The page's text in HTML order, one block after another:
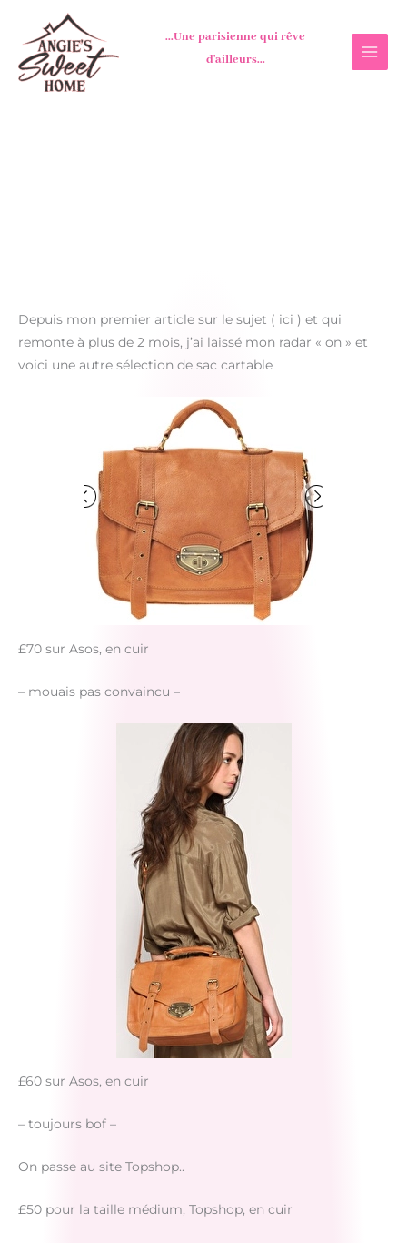
contenu
...Une parisienne qui rêve
d'ailleurs...
Depuis mon premier article sur le sujet ( ici ) et qui
remonte à plus de 2 mois, j’ai laissé mon radar « on » et
voici une autre sélection de sac cartable
£70 sur Asos, en cuir
– mouais pas convaincu –
£60 sur Asos, en cuir
– toujours bof –
On passe au site Topshop..
£50 pour la taille médium, Topshop, en cuir